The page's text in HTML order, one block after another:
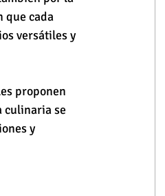
que cada
versátiles y
proponen
culinaria se
y